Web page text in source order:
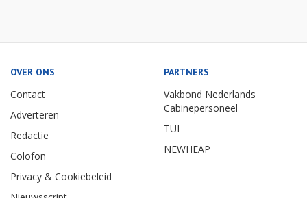
OVER ONS
Contact
Adverteren
Redactie
Colofon
Privacy & Cookiebeleid
PARTNERS
Vakbond Nederlands
Cabinepersoneel
TUI
NEWHEAP